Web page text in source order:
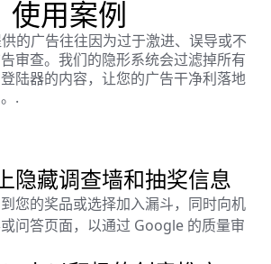
使用案例
的广告往往因为过于激进、误导或不
审查。我们的隐形系统会过滤掉所有
陆器的内容，让您的广告干净利落地
.
隐藏调查墙和抽奖信息
您的奖品或选择加入漏斗，同时向机
问答页面，以通过 Google 的质量审